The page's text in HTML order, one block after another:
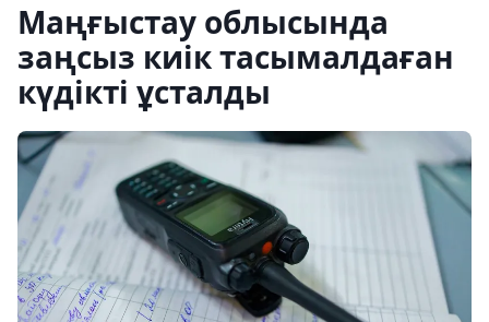
Маңғыстау облысында
заңсыз киік тасымалдаған
күдікті ұсталды